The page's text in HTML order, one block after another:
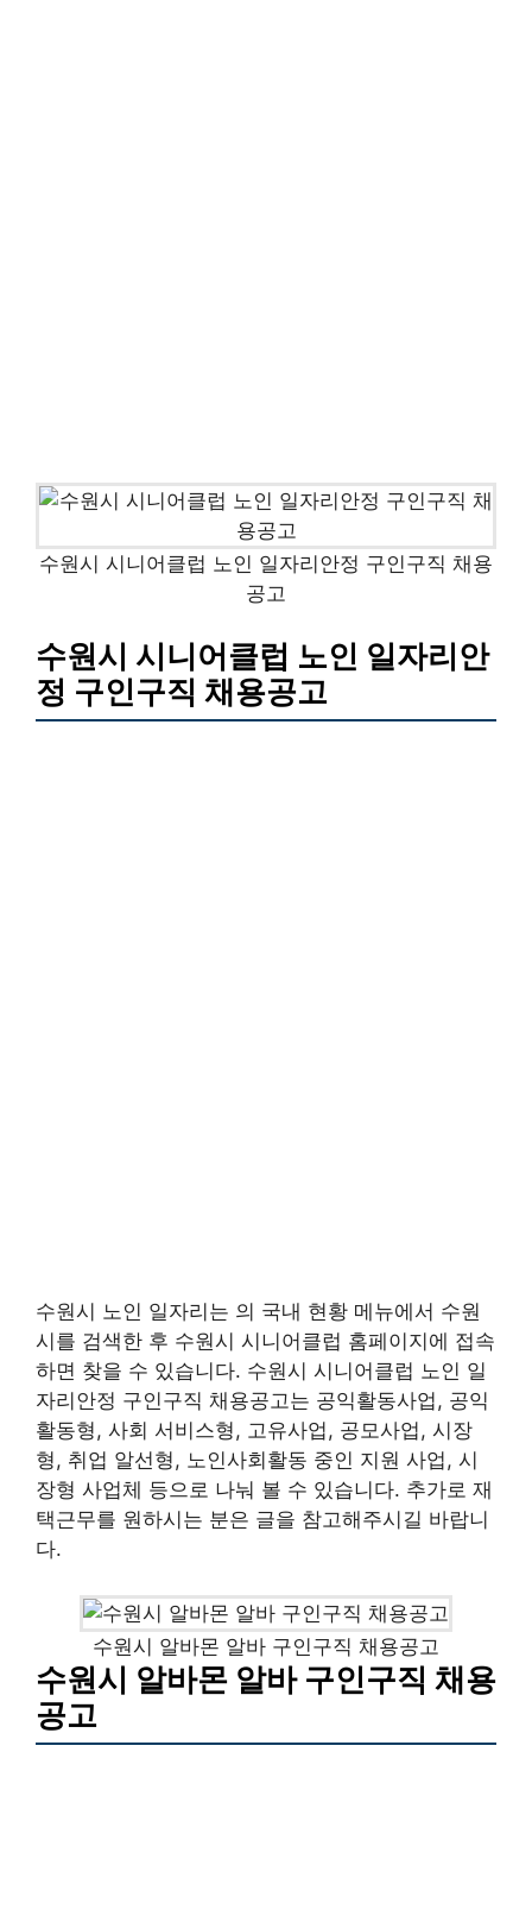
수원시 시니어클럽 노인 일자리안정 구인구직 채용
공고
수원시 시니어클럽 노인 일자리안
정 구인구직 채용공고
수원시 노인 일자리는 의 국내 현황 메뉴에서 수원
시를 검색한 후 수원시 시니어클럽 홈페이지에 접속
하면 찾을 수 있습니다. 수원시 시니어클럽 노인 일
자리안정 구인구직 채용공고는 공익활동사업, 공익
활동형, 사회 서비스형, 고유사업, 공모사업, 시장
형, 취업 알선형, 노인사회활동 중인 지원 사업, 시
장형 사업체 등으로 나눠 볼 수 있습니다. 추가로 재
택근무를 원하시는 분은 글을 참고해주시길 바랍니
다.
수원시 알바몬 알바 구인구직 채용공고
수원시 알바몬 알바 구인구직 채용
공고